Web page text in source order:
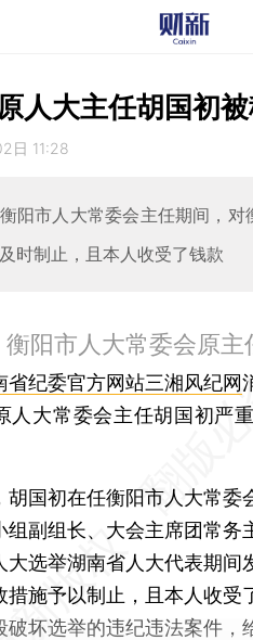
人大主任胡国初
日 11:28
阳市人大常委会主任期间，对
时制止，且本人收受了钱款
阳市人大常委会原主
省纪委官方网站三湘风纪网
人大常委会主任胡国初严
初在任衡阳市人大常委
组副组长、大会主席团常务
大选举湖南省人大代表期间
措施予以制止，且本人收受
破坏选举的违纪违法案件，